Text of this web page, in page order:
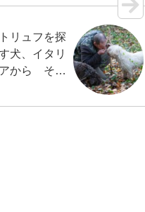
トリュフを探
犬、イタリ
アから その